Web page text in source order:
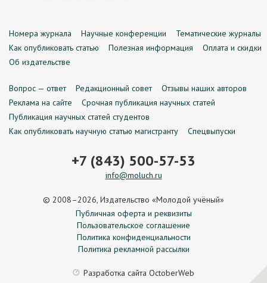
Номера журнала Научные конференции
Тематические журналы
Как опубликовать статью
Полезная информация
Оплата и скидки
Об издательстве
Вопрос — ответ Редакционный совет
Отзывы наших авторов
Реклама на сайте
Срочная публикация научных статей
Публикация научных статей студентов
Как опубликовать научную статью магистранту
Спецвыпуски
+7 (843) 500-57-53
info@moluch.ru
© 2008–2026, Издательство «Молодой учёный»
Публичная оферта и реквизиты
Пользовательское соглашение
Политика конфиденциальности
Политика рекламной рассылки
Разработка сайта OctoberWeb